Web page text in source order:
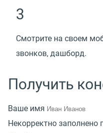
3
Смотрите на своем
звонков, дашборд.
Получить
Ваше имя
Некорректно заполнено